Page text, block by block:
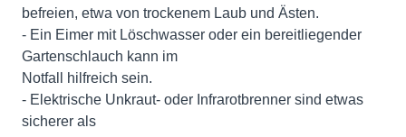
befreien, etwa von trockenem Laub und Ästen.
- Ein Eimer mit Löschwasser oder ein bereitliegender
Gartenschlauch kann im
Notfall hilfreich sein.
- Elektrische Unkraut- oder Infrarotbrenner sind etwas
sicherer als